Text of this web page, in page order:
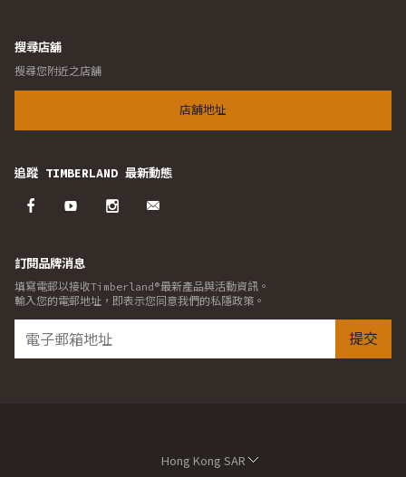
搜尋店舖
搜尋您附近之店舖
店舖地址
追蹤 TIMBERLAND 最新動態
訂閱品牌消息
填寫電郵以接收Timberland®最新產品與活動資訊。
輸入您的電郵地址，即表示您同意我們的私隱政策。
提交
Hong Kong SAR